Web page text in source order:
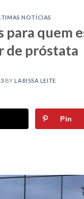
NOTÍCIAS
quem
de próstata
BY LARISSA LEITE
Pin